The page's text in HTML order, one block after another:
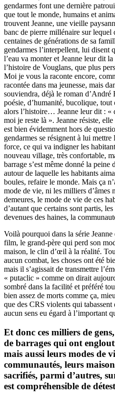
gendarmes font une dernière
que tout le monde, humains et
trouvent Jeanne, une vieille
banc de pierre millénaire sur lequel
centaines de générations de sa
gendarmes l’interpellent, lui disent
l’eau va monter et Jeanne leur dit
l’histoire de Vouglans, que plus
Moi je vous la raconte encore,
racontée dans ma jeunesse, mais
souviendra, déjà le roman
poésie, d’humanité, bucolique,
alors l’histoire… Jeanne leur dit : «
moi je reste là ». Jeanne résiste,
est bien évidemment hors de
gendarmes se résignent à lui mettre
force, ce qui va indigner les
nouveau village, très confortable,
barrage s’est même donné la
autour de laquelle les habitants
boules, refaire le monde. Mais ça
mode de vie, ni les milliers d’âmes
demeures, le mode de vie de ces
d’autant que certains sont partis,
devenues des haines, la
Voilà pourquoi dans la série
film, le grand-père qui perd son
maison, le clin d’œil à la réalité.
aucun combat, les choses ont été
mais il s’agissait de transmettre
« putaclic » comme on dirait
sombré dans la facilité et préféré
bien assez de morts comme ça,
que des CRS violents qui tabassent
aucun sens eu égard à l’important
Et donc ces milliers de
de barrages qui ont
mais aussi leurs modes de
communautés, leurs
sacrifiés, parmi d’autres,
est compréhensible de